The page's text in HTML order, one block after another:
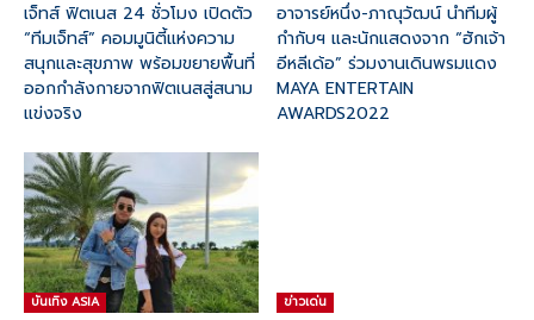
เจ็ทส์ ฟิตเนส 24 ชั่วโมง เปิดตัว
“ทีมเจ็ทส์” คอมมูนิตี้แห่งความ
สนุกและสุขภาพ พร้อมขยายพื้นที่
ออกกำลังกายจากฟิตเนสสู่สนาม
แข่งจริง
อาจารย์หนึ่ง-ภาณุวัฒน์ นำทีมผู้
กำกับฯ และนักแสดงจาก “ฮักเจ้า
อีหลีเด้อ” ร่วมงานเดินพรมแดง
MAYA ENTERTAIN
AWARDS2022
บันเทิง ASIA ข่าวเด่น